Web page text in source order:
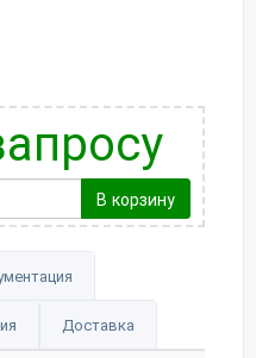
В корзину
Доставка